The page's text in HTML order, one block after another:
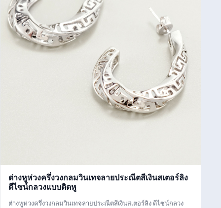
ต่างหูห่วงครึ่งวงกลมวินเทจลายประณีตสีเงินสเตอร์ลิง
ดีไซน์กลวงแบบติดหู
ต่างหูห่วงครึ่งวงกลมวินเทจลายประณีตสีเงินสเตอร์ลิง ดีไซน์กลวง